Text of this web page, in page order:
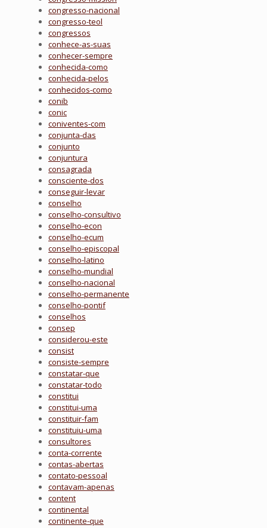
congresso-nacional
congresso-teol
congressos
conhece-as-suas
conhecer-sempre
conhecida-como
conhecida-pelos
conhecidos-como
conib
conic
coniventes-com
conjunta-das
conjunto
conjuntura
consagrada
consciente-dos
conseguir-levar
conselho
conselho-consultivo
conselho-econ
conselho-ecum
conselho-episcopal
conselho-latino
conselho-mundial
conselho-nacional
conselho-permanente
conselho-pontif
conselhos
consep
considerou-este
consist
consiste-sempre
constatar-que
constatar-todo
constitui
constitui-uma
constituir-fam
constituiu-uma
consultores
conta-corrente
contas-abertas
contato-pessoal
contavam-apenas
content
continental
continente-que